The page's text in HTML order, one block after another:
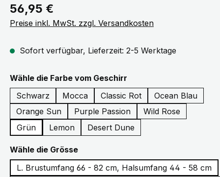
Regulärer Preis:
56,95 €
Preise inkl. MwSt. zzgl. Versandkosten
Sofort verfügbar, Lieferzeit: 2-5 Werktage
Wähle die Farbe vom Geschirr
Schwarz
Mocca Classic Rot
Ocean Blau
Orange Sun
Purple Passion
Wild Rose
Grün
Lemon Desert Dune
Wähle die Grösseauswählen
L. Brustumfang 66 - 82 cm, Halsumfang 44 - 58 cm